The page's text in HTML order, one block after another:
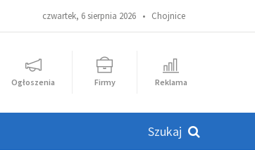
czwartek, 6 sierpnia 2026 • Chojnice
Ogłoszenia Firmy Reklama